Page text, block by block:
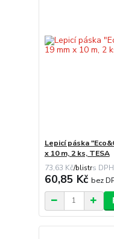
Lepicí páska
x 10 m, 2 ks, TESA
73,63 Kč/blistr
60,85 Kč bez